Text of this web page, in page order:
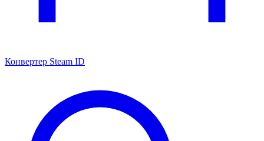
Конвертер Steam ID